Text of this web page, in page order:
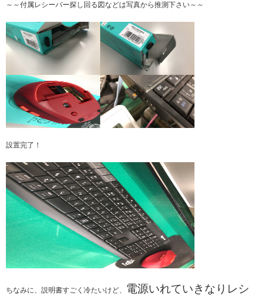
～～付属レシーバー探し回る図などは写真から推測下さい～～
設置完了！
ちなみに、説明書すごく冷たいけど、
電源いれていきなりレシ